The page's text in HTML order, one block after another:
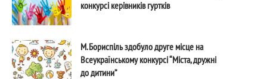
конкурсі керівників гуртків
М. Бориспіль здобуло друге місце на
Всеукраїнському конкурсі “Міста, дружні
до дитини”